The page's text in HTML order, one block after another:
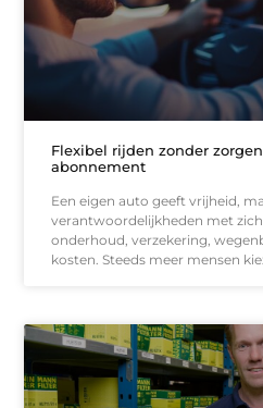
Flexibel rijden zonder
abonnement
Een eigen auto geeft vrijheid,
verantwoordelijkheden met
onderhoud, verzekering,
kosten. Steeds meer mensen